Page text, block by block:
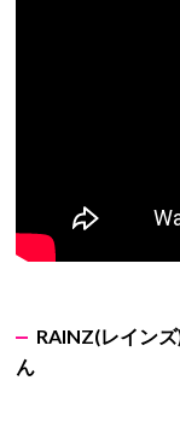
RAINZ(レイン
ん